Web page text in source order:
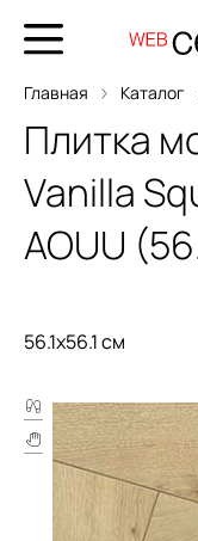
Главная Каталог
Плитка
Vanilla
AOUU
56.1x56.1 см